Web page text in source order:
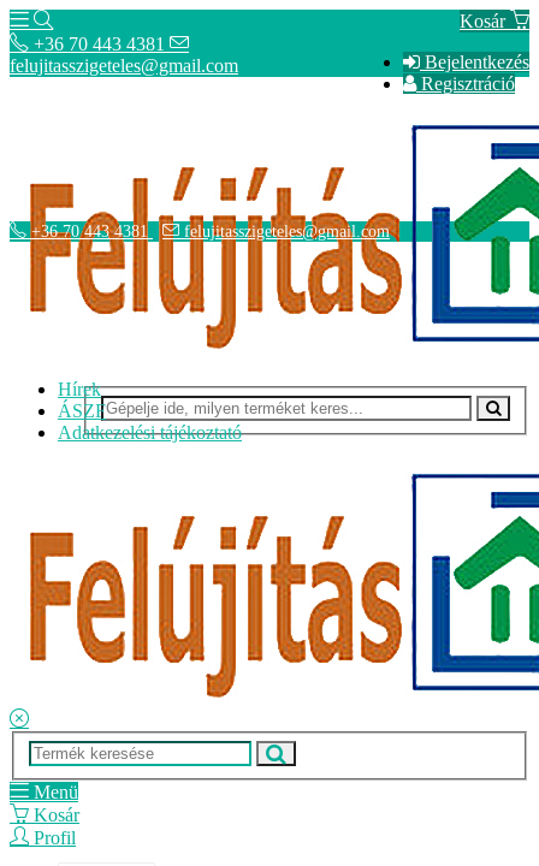
Kosár
Bejelentkezés
Regisztráció
+36 70 443 4381
felujitasszigeteles@gmail.com
Hírek
ÁSZF
Adatkezelési tájékoztató
+36 70 443 4381 felujitasszigeteles@gmail.com
Menü
Kosár
Profil